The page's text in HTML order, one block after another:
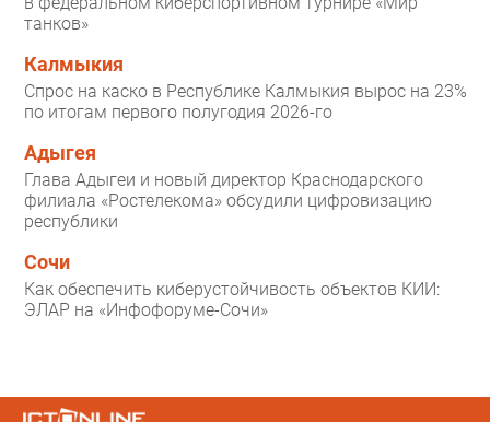
танков»
Калмыкия
Спрос на каско в Республике Калмыкия вырос на 23%
по итогам первого полугодия 2026-го
Адыгея
Глава Адыгеи и новый директор Краснодарского
филиала «Ростелекома» обсудили цифровизацию
республики
Сочи
Как обеспечить киберустойчивость объектов КИИ:
ЭЛАР на «Инфофоруме-Сочи»